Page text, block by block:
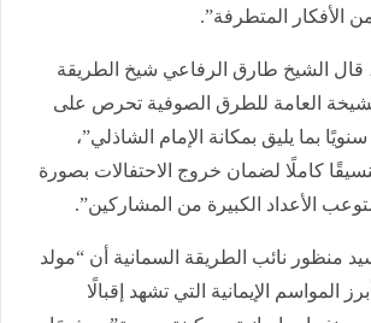
الأفكار المتطرفة”.
قال الشيخ طارق الرفاعي شيخ الطريقة
العامة للطرق الصوفية تحرص على
بما يليق بمكانة الإمام الشاذلي”،
كاملًا لضمان خروج الاحتفالات بصورة
الأعداد الكبيرة من المشاركين”.
منظور نائب الطريقة السمانية أن “مولد
المواسم الإيمانية التي تشهد إقبالًا